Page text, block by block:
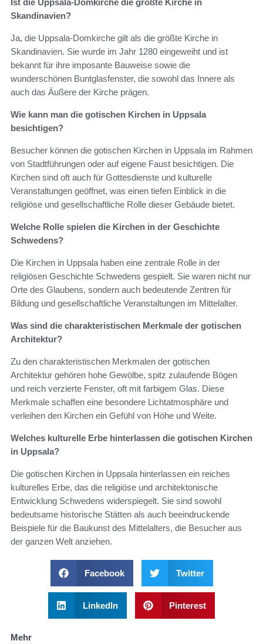
Ist die Uppsala-Domkirche die größte Kirche in
Skandinavien?
Ja, die Uppsala-Domkirche gilt als die größte Kirche in
Skandinavien. Sie wurde im Jahr 1280 eingeweiht und ist
bekannt für ihre imposante Bauweise sowie die
wunderschönen Buntglasfenster, die sowohl das Innere als
auch das Äußere der Kirche prägen.
Wie kann man die gotischen Kirchen in Uppsala
besichtigen?
Besucher können die gotischen Kirchen in Uppsala im Rahmen
von Stadtführungen oder auf eigene Faust besichtigen. Die
Kirchen sind oft auch für Gottesdienste und kulturelle
Veranstaltungen geöffnet, was einen tiefen Einblick in die
religiöse und gesellschaftliche Rolle dieser Gebäude bietet.
Welche Rolle spielen die Kirchen in der Geschichte
Schwedens?
Die Kirchen in Uppsala haben eine zentrale Rolle in der
religiösen Geschichte Schwedens gespielt. Sie waren nicht nur
Orte des Glaubens, sondern auch bedeutende Zentren für
Bildung und gesellschaftliche Veranstaltungen im Mittelalter.
Was sind die charakteristischen Merkmale der gotischen
Architektur?
Zu den charakteristischen Merkmalen der gotischen
Architektur gehören hohe Gewölbe, spitz zulaufende Bögen
und reich verzierte Fenster, oft mit farbigem Glas. Diese
Merkmale schaffen eine besondere Lichtatmosphäre und
verleihen den Kirchen ein Gefühl von Höhe und Weite.
Welches kulturelle Erbe hinterlassen die gotischen Kirchen
in Uppsala?
Die gotischen Kirchen in Uppsala hinterlassen ein reiches
kulturelles Erbe, das die religiöse und architektonische
Entwicklung Schwedens widerspiegelt. Sie sind sowohl
bedeutsame historische Stätten als auch beeindruckende
Beispiele für die Baukunst des Mittelalters, die Besucher aus
der ganzen Welt anziehen.
Facebook Twitter
LinkedIn Pinterest
Mehr